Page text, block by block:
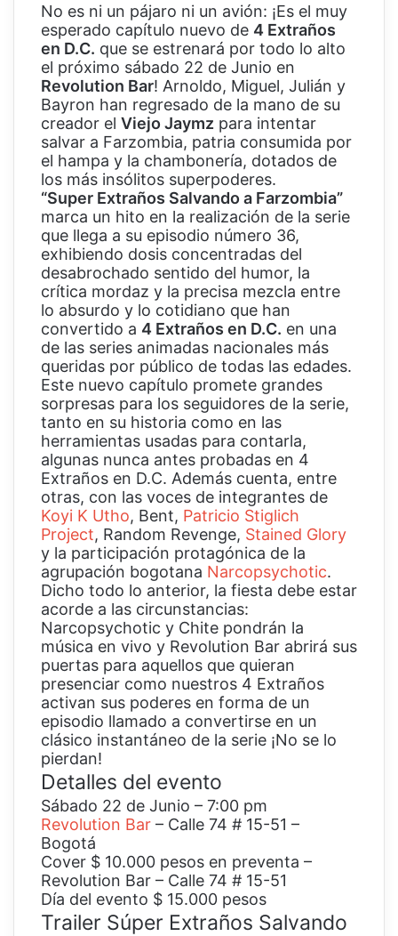
No es ni un pájaro ni un avión: ¡Es el muy
esperado capítulo nuevo de 4 Extraños
en D.C. que se estrenará por todo lo alto
el próximo sábado 22 de Junio en
Revolution Bar! Arnoldo, Miguel, Julián y
Bayron han regresado de la mano de su
creador el Viejo Jaymz para intentar
salvar a Farzombia, patria consumida por
el hampa y la chambonería, dotados de
los más insólitos superpoderes.
“Super Extraños Salvando a Farzombia”
marca un hito en la realización de la serie
que llega a su episodio número 36,
exhibiendo dosis concentradas del
desabrochado sentido del humor, la
crítica mordaz y la precisa mezcla entre
lo absurdo y lo cotidiano que han
convertido a 4 Extraños en D.C. en una
de las series animadas nacionales más
queridas por público de todas las edades.
Este nuevo capítulo promete grandes
sorpresas para los seguidores de la serie,
tanto en su historia como en las
herramientas usadas para contarla,
algunas nunca antes probadas en 4
Extraños en D.C. Además cuenta, entre
otras, con las voces de integrantes de
Koyi K Utho, Bent, Patricio Stiglich
Project, Random Revenge, Stained Glory
y la participación protagónica de la
agrupación bogotana Narcopsychotic.
Dicho todo lo anterior, la fiesta debe estar
acorde a las circunstancias:
Narcopsychotic y Chite pondrán la
música en vivo y Revolution Bar abrirá sus
puertas para aquellos que quieran
presenciar como nuestros 4 Extraños
activan sus poderes en forma de un
episodio llamado a convertirse en un
clásico instantáneo de la serie ¡No se lo
pierdan!
Detalles del evento
Sábado 22 de Junio – 7:00 pm
Revolution Bar – Calle 74 # 15-51 –
Bogotá
Cover $ 10.000 pesos en preventa –
Revolution Bar – Calle 74 # 15-51
Día del evento $ 15.000 pesos
Trailer Súper Extraños Salvando